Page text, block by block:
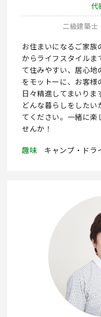
代
二級建築士
お住まいになるご家族
からライフスタイルま
て住みやすい、居心
をモットーに、お客様
日々精進してまいりま
どんな暮らしをした
てください。一緒に
せんか！
趣味 キャンプ・ドラ